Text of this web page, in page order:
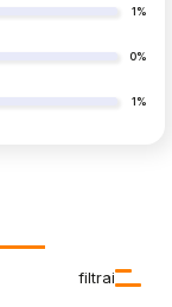
1%
0%
1%
filtrai